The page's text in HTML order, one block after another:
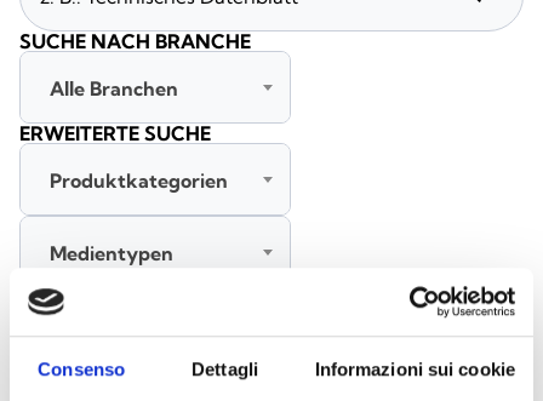
Consenso Dettagli Informazioni sui cookie
SUCHE NACH BRANCHE
Alle Branchen
ERWEITERTE SUCHE
Produktkategorien
Medientypen